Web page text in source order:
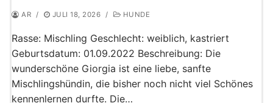
AR / JULI 18, 2026 / HUNDE
Rasse: Mischling Geschlecht: weiblich, kastriert
Geburtsdatum: 01.09.2022 Beschreibung: Die
wunderschöne Giorgia ist eine liebe, sanfte
Mischlingshündin, die bisher noch nicht viel Schönes
kennenlernen durfte. Die…